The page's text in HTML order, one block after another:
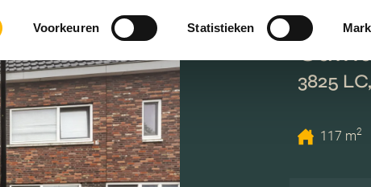
Voorkeuren Statistieken
3825
117 m2